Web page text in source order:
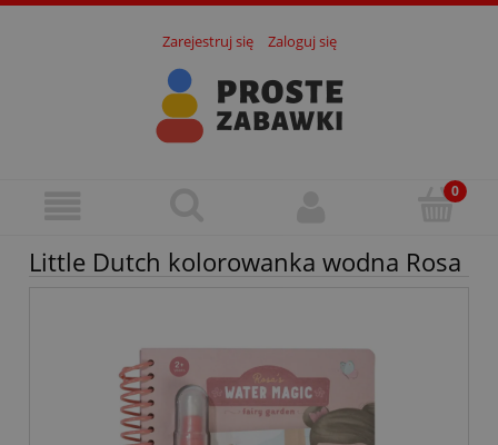
Zarejestruj się Zaloguj się
Little Dutch kolorowanka wodna Rosa